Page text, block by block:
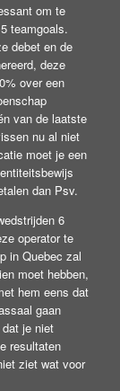
om te
teamgoals.
debet en de
deze
over een
van de laatste
nu al niet
moet je een
dan Psv.
6
operator te
in Quebec zal
moet hebben,
hem eens dat
gaan
je niet
resultaten
ziet wat voor